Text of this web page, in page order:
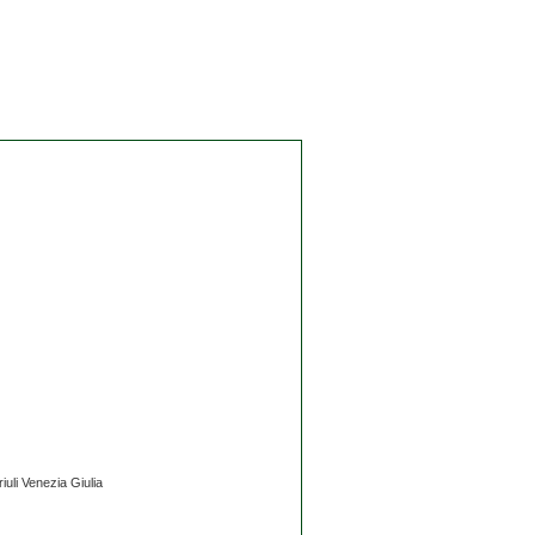
Venezia Giulia